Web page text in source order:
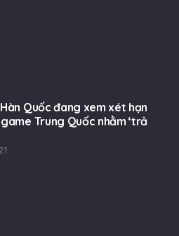
Quốc đang xem xét hạn
Trung Quốc nhằm ‘trả